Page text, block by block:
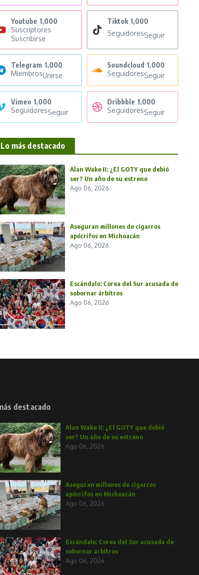
Youtube 1,000
Suscriptores
Suscribirse
Tiktok 1,000
SeguidoresSeguir
Telegram 1,000
MiembrosUnirse
Soundcloud 1,000
SeguidoresSeguir
Vimeo 1,000
SeguidoresSeguir
Dribbble 1,000
SeguidoresSeguir
Lo más destacado
Alan Wake II: ¿El GOTY que debió
ser? Un año de su estreno
Ago 06, 2026
Aseguran millones de cigarros
apócrifos en Michoacán
Ago 06, 2026
Escándalo: Corea del Sur acusada de
sobornar árbitros
Ago 06, 2026
destacado
Alan Wake II: ¿El GOTY que debió
ser? Un año de su estreno
Ago 06, 2026
Aseguran millones de cigarros
apócrifos en Michoacán
Ago 06, 2026
Escándalo: Corea del Sur acusada de
sobornar árbitros
Ago 06, 2026